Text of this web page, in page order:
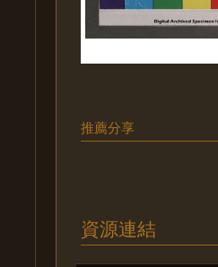
推薦分享
資源連結